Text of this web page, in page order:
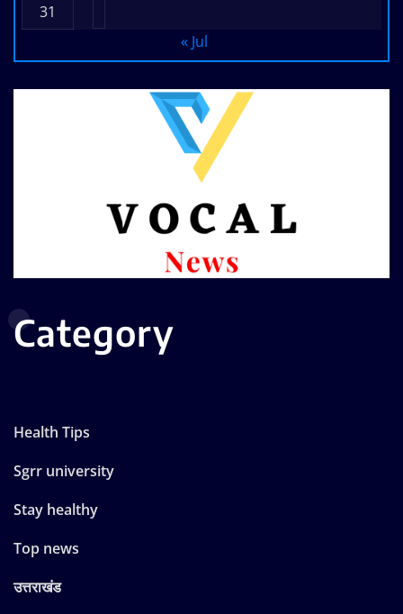
31
« Jul
Category
Health Tips
Sgrr university
Stay healthy
Top news
उत्तराखंड